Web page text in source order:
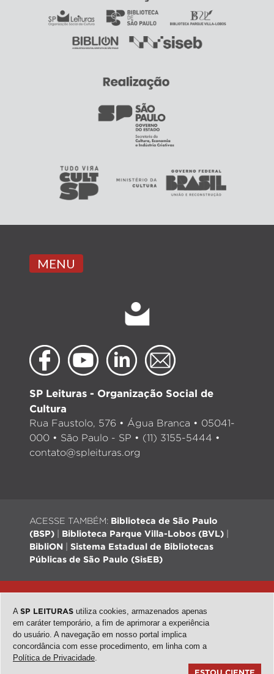
MENU
SP Leituras - Organização Social de
Cultura
Rua Faustolo, 576 • Água Branca • 05041-
000 • São Paulo - SP • (11) 3155-5444 •
contato@spleituras.org
ACESSE TAMBÉM: Biblioteca de São Paulo
(BSP)
Biblioteca Parque Villa-Lobos (BVL)
BibliON
Sistema Estadual de Bibliotecas
Públicas de São Paulo (SisEB)
QubeDesign
| Arte: Passarim db
topo
A SP LEITURAS utiliza cookies, armazenados apenas
em caráter temporário, a fim de aprimorar a experiência
do usuário. A navegação em nosso portal implica
concordância com esse procedimento, em linha com a
Política de Privacidade.
ESTOU CIENTE